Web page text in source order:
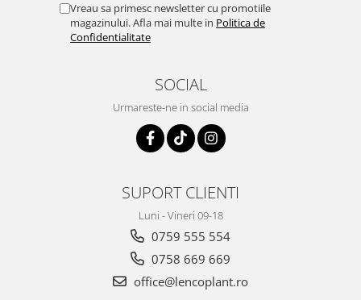
Vreau sa primesc newsletter cu promotiile
magazinului. Afla mai multe in Politica de
Confidentialitate
SOCIAL
Urmareste-ne in social media
SUPORT CLIENTI
Luni - Vineri 09-18
0759 555 554
0758 669 669
office@lencoplant.ro